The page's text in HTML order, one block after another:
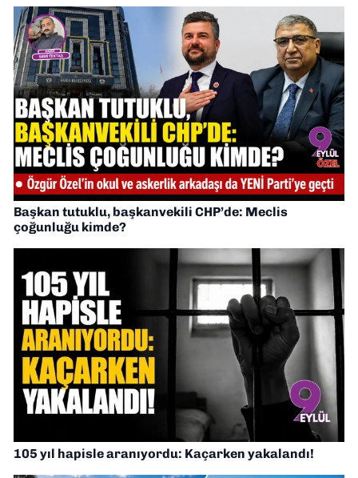
Başkan tutuklu, başkanvekili CHP’de: Meclis
çoğunluğu kimde?
105 yıl hapisle aranıyordu: Kaçarken yakalandı!